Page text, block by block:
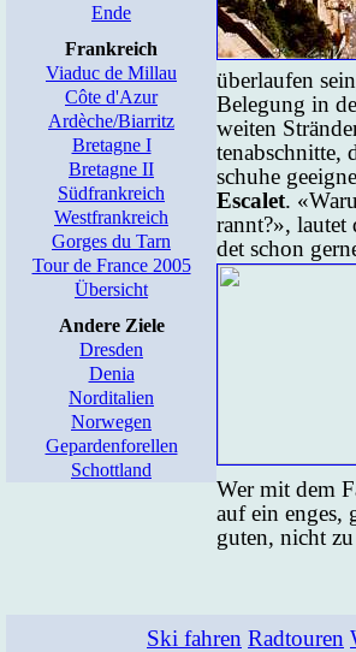
über­lau­fen
Be­le­gung in
wei­ten
ten­ab­schnit­te,
schu­he
Es­ca­let.
rannt?», lau­tet
det schon
Wer mit dem
auf ein en­ges,
gu­ten, nicht zu
Ende
Frankreich
Viaduc de Millau
Côte d'Azur
Ardèche/Biarritz
Bretagne I
Bretagne II
Südfrankreich
Westfrankreich
Gorges du Tarn
Tour de France 2005
Übersicht
Andere Ziele
Dresden
Denia
Norditalien
Norwegen
Gepardenforellen
Schottland
Ski fahren Radtouren